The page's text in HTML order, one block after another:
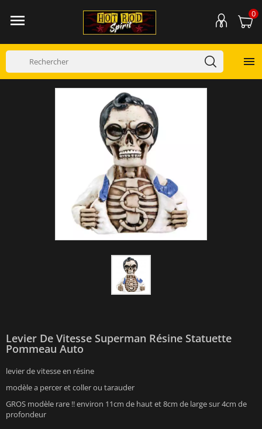
 0

Levier De Vitesse Superman Résine Statuette
Pommeau Auto
levier de vitesse en résine
modèle a percer et coller ou tarauder
GROS modèle rare !! environ 11cm de haut et 8cm de large sur 4cm de
profondeur